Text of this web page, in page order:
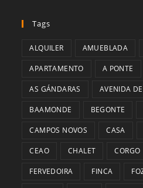
Tags
ALQUILER AMUEBLADA
APARTAMENTO A PONTE
AS GÁNDARAS AVENIDA
BAAMONDE BEGONTE
CAMPOS NOVOS CASA
CEAO CHALET CORGO
FERVEDOIRA FINCA